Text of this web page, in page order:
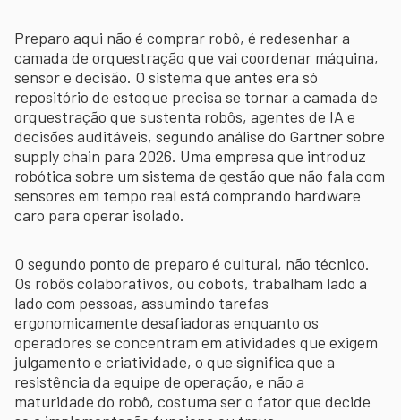
Preparo aqui não é comprar robô, é redesenhar a
camada de orquestração que vai coordenar máquina,
sensor e decisão. O sistema que antes era só
repositório de estoque precisa se tornar a camada de
orquestração que sustenta robôs, agentes de IA e
decisões auditáveis, segundo análise do Gartner sobre
supply chain para 2026. Uma empresa que introduz
robótica sobre um sistema de gestão que não fala com
sensores em tempo real está comprando hardware
caro para operar isolado.
O segundo ponto de preparo é cultural, não técnico.
Os robôs colaborativos, ou cobots, trabalham lado a
lado com pessoas, assumindo tarefas
ergonomicamente desafiadoras enquanto os
operadores se concentram em atividades que exigem
julgamento e criatividade, o que significa que a
resistência da equipe de operação, e não a
maturidade do robô, costuma ser o fator que decide